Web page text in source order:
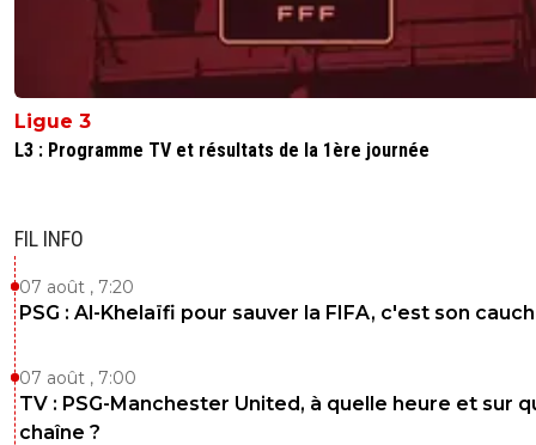
Ligue 3
L3 : Programme TV et résultats de la 1ère journée
FIL INFO
07 août , 7:20
PSG : Al-Khelaïfi pour sauver la FIFA, c'est son
07 août , 7:00
TV : PSG-Manchester United, à quelle heure et sur
chaîne ?